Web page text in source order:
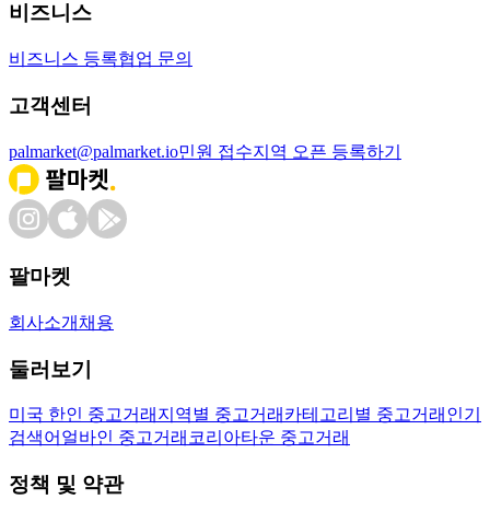
비즈니스
비즈니스 등록협업 문의
고객센터
palmarket@palmarket.io민원 접수지역 오픈 등록하기
팔마켓
회사소개 채용
둘러보기
미국 한인 중고거래 지역별 중고거래 카테고리별 중고거래 인기
검색어 얼바인 중고거래 코리아타운 중고거래
정책 및 약관